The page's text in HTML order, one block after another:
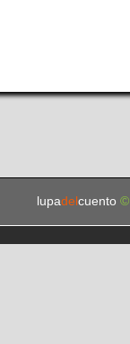
lupadel cuento ©